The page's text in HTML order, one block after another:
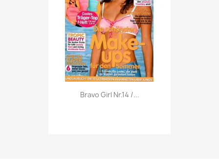
Vorschau
Bravo Girl Nr.14 /...